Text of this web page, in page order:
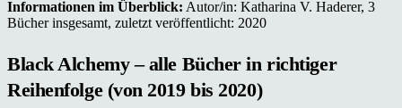
Informationen im Überblick: Autor/in: Katharina V. Haderer, 3
Bücher insgesamt, zuletzt veröffentlicht: 2020
Black Alchemy – alle Bücher in richtiger
Reihenfolge (von 2019 bis 2020)